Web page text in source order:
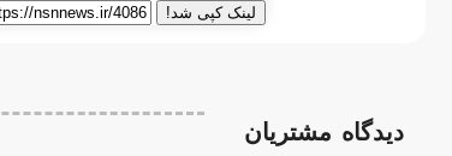
لینک کپی شد!
دیدگاه مشتریان